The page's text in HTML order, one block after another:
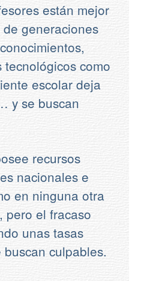
están mejor
generaciones
como
escolar deja
y se buscan
recursos
nacionales e
en ninguna otra
pero el fracaso
unas tasas
culpables.